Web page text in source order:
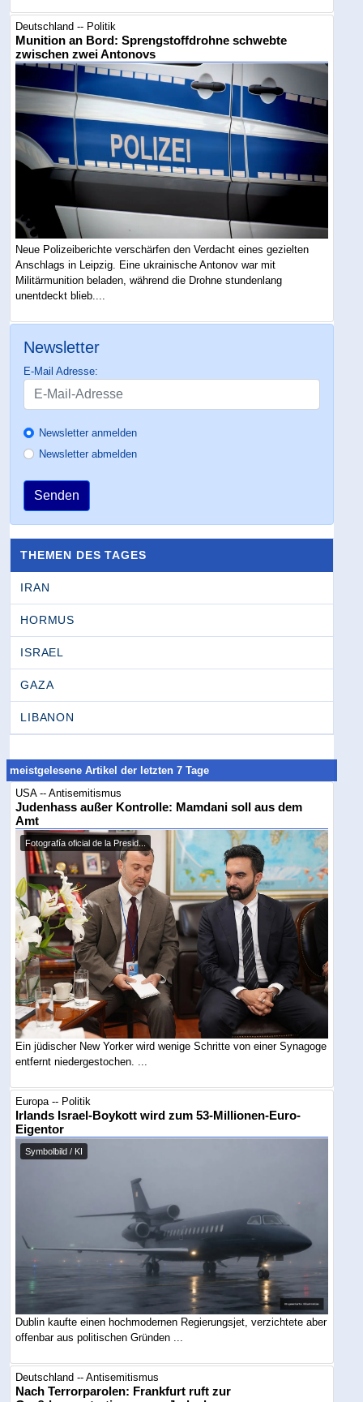
Deutschland -- Politik
Munition an Bord: Sprengstoffdrohne schwebte
zwischen zwei Antonovs
Neue Polizeiberichte verschärfen den Verdacht eines gezielten
Anschlags in Leipzig. Eine ukrainische Antonov war mit
Militärmunition beladen, während die Drohne stundenlang
unentdeckt blieb....
Newsletter
E-Mail Adresse:
Newsletter anmelden
Newsletter abmelden
Senden
THEMEN DES TAGES
IRAN
HORMUS
ISRAEL
GAZA
LIBANON
meistgelesene Artikel der letzten 7 Tage
USA -- Antisemitismus
Judenhass außer Kontrolle: Mamdani soll aus dem
Amt
Fotografía oficial de la Presid...
Ein jüdischer New Yorker wird wenige Schritte von einer Synagoge
entfernt niedergestochen. ...
Europa -- Politik
Irlands Israel-Boykott wird zum 53-Millionen-Euro-
Eigentor
Symbolbild / KI
Dublin kaufte einen hochmodernen Regierungsjet, verzichtete aber
offenbar aus politischen Gründen ...
Deutschland -- Antisemitismus
Nach Terrorparolen: Frankfurt ruft zur